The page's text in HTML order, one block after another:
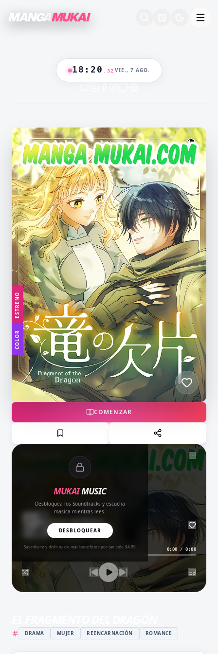
MANGA MUKAI
18 : 20 33 VIE., 7 AGO.
ESTRENO
COLOR
COMENZAR
MUKAIMUSIC
Desbloquea los Soundtracks y escucha
masica mientras lees.
DESBLOQUEAR
Suscríbete y disfruta de más beneficios por tan solo $4.99
Amor del Bueno
BALADA
0:00/0:00
DRAMA MUJER REENCARNACIÓN ROMANCE